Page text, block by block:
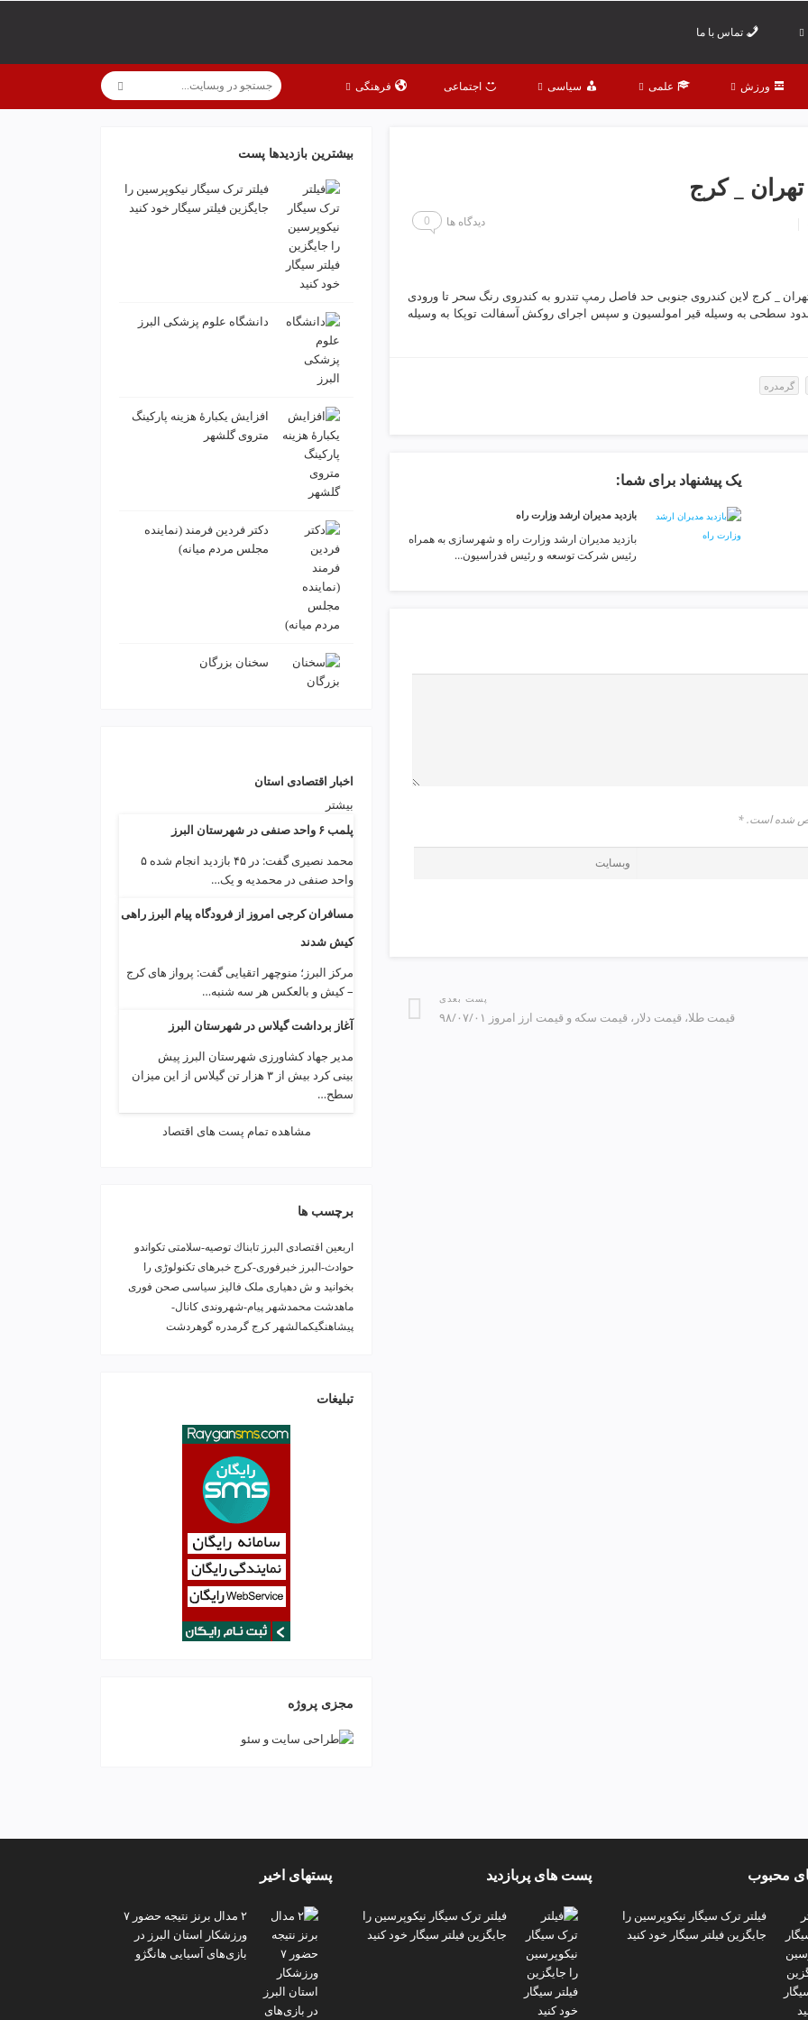
تماس با ما
ورزش علمی سیاسی اجتماعی فرهنگی
_ كرج
دیدگاه ها 0
_ کرج لاین کندروی جنوبی حد فاصل رمپ تندرو به کندروی رنگ سحر تا ورودی
سطحی به وسیله قیر امولسیون و سپس اجرای روکش آسفالت توپکا به وسیله
گرمدره
یک پیشنهاد برای شما:
بازدید مدیران ارشد وزارت راه
بازدید مدیران ارشد وزارت راه و شهرسازی به همراه
رئیس شرکت توسعه و رئیس فدراسیون…
شده است.*
پست بعدی
قیمت طلا، قیمت دلار، قیمت سکه و قیمت ارز امروز ۹۸/۰۷/۰۱
بیشترین بازدیدها پست
فیلتر ترک سیگار نیکوپرسین را
جایگزین فیلتر سیگار خود کنید
دانشگاه علوم پزشکی البرز
افزایش یکبارۀ هزینه پارکینگ
متروی گلشهر
دكتر فردين فرمند (نماينده
مجلس مردم میانه)
سخنان بزرگان
اخبار اقتصادی استان
بیشتر
پلمب ۶ واحد صنفی در شهرستان البرز
محمد نصیری گفت: در ۴۵ بازدید انجام شده ۵
واحد صنفی در محمدیه و یک…
مسافران کرجی امروز از فرودگاه پیام البرز راهی
کیش شدند
مرکز البرز؛ منوچهر اتقیایی گفت: پرواز های کرج
– کیش و بالعکس هر سه شنبه…
آغاز برداشت گیلاس در شهرستان البرز
مدیر جهاد کشاورزی شهرستان البرز پیش
بینی کرد بیش از ۳ هزار تن گیلاس از این میزان
سطح…
مشاهده تمام پست های اقتصاد
برچسب ها
اربعین اقتصادی البرز تابناك توصیه-سلامتی تکواندو
حوادث-البرز خبرفوری-کرج خبرهای تکنولوڑی را
بخوانید و ش دهیاری ملک فالیز سیاسی صحن فوری
ماهدشت محمدشهر پیام-شهروندی کانال-
پیشاهنگیکمالشهر کرج گرمدره گوهردشت
تبلیغات
مجزی پروژه
محبوب
فیلتر ترک سیگار نیکوپرسین را
جایگزین فیلتر سیگار خود کنید
پست های پربازدید
فیلتر ترک سیگار نیکوپرسین را
جایگزین فیلتر سیگار خود کنید
پستهای اخیر
۲ مدال برنز نتیجه حضور ۷
ورزشکار استان البرز در
بازی‌های آسیایی هانگژو